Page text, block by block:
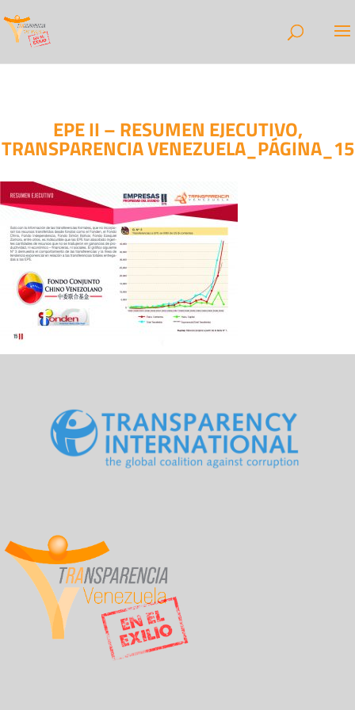
EPE II – RESUMEN EJECUTIVO,
TRANSPARENCIA VENEZUELA_PÁGINA_15